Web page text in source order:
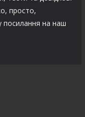
просто,
посилання на наш